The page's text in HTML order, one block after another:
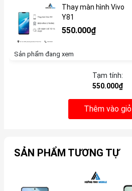
Thay màn hình Vivo
Y81
550.000₫
Sản phẩm đang xem
Tạm tính:
550.000₫
Thêm vào giỏ
SẢN PHẨM TƯƠNG TỰ